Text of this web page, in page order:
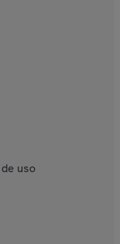
uso